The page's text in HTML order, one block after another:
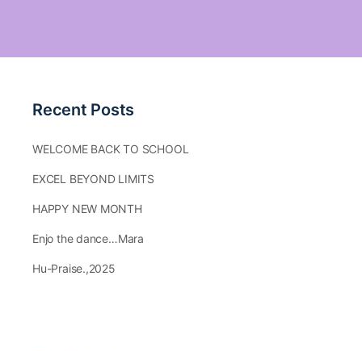
Recent Posts
WELCOME BACK TO SCHOOL
EXCEL BEYOND LIMITS
HAPPY NEW MONTH
Enjo the dance…Mara
Hu-Praise.,2025